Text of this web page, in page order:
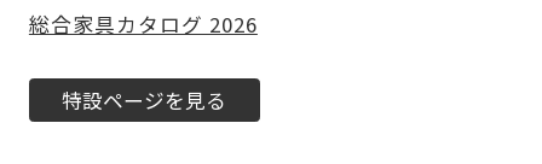
総合家具カタログ 2026
特設ページを見る